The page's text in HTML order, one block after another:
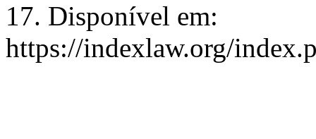
17. Disponível em:
https://indexlaw.org/